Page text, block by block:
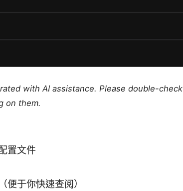
with AI assistance. Please double-check
on them.
置文件
便于你快速查阅）